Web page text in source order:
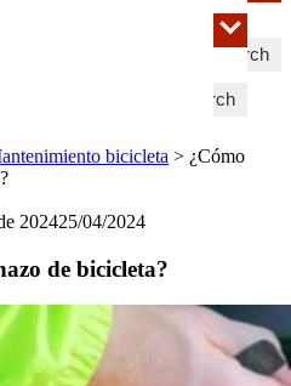
Search
Search
bicicleta > ¿Cómo
202425/04/2024
de bicicleta?